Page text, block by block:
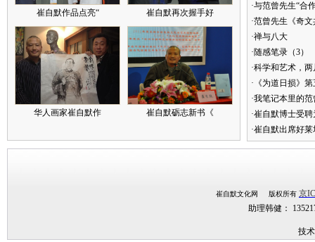
崔自默作品点亮“ 崔自默再次握手好
华人画家崔自默作 崔自默砺志新书《
·与范曾先生“合
·范曾先生《奇
·禅与八大
·随感笔录（3）
·科学和艺术，
·《为道日损》
·我笔记本里的
·崔自默博士受
·崔自默出席好
崔自默文化网 版权所有 京
助理韩健：
技